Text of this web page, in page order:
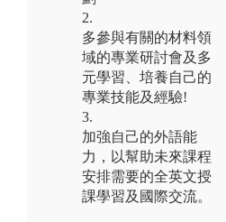
2.
多參與有關的材料領
域的專業研討會及多
元學習、培養自己的
專業技能及經驗!
3.
加強自己的外語能
力，以幫助未來課程
安排需要的全英文授
課學習及國際交流。